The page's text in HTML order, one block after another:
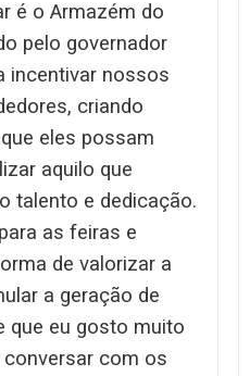
é o Armazém do
pelo governador
incentivar nossos
criando
eles possam
aquilo que
talento e dedicação.
as feiras e
de valorizar a
a geração de
que eu gosto muito
conversar com os